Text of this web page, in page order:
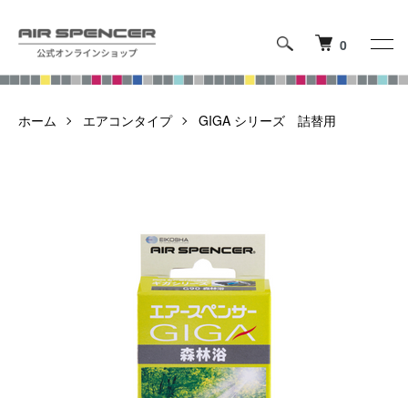
0
ホーム エアコンタイプ GIGA シリーズ 詰替用